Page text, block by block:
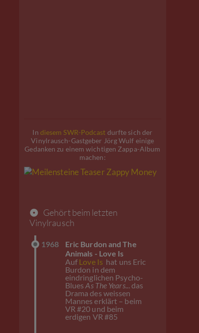
In diesem SWR-Podcast durfte sich der
Vinylrausch-Gastgeber Jörg Wulf einige
Gedanken zu einem wichtigen Zappa-Album
machen:
Gehört beim letzten
Vinylrausch
1968
Eric Burdon and The
Animals - Love Is
Auf Love Is hat uns Eric
Burdon in dem
eindringlichen Psycho-
BluesAs The Years... das
Drama des weissen
Mannes erklärt – beim
VR #20 und beim
erdigen VR #85